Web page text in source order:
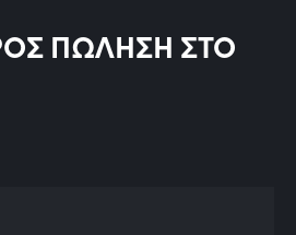
ΠΩΛΗΣΗ ΣΤΟ